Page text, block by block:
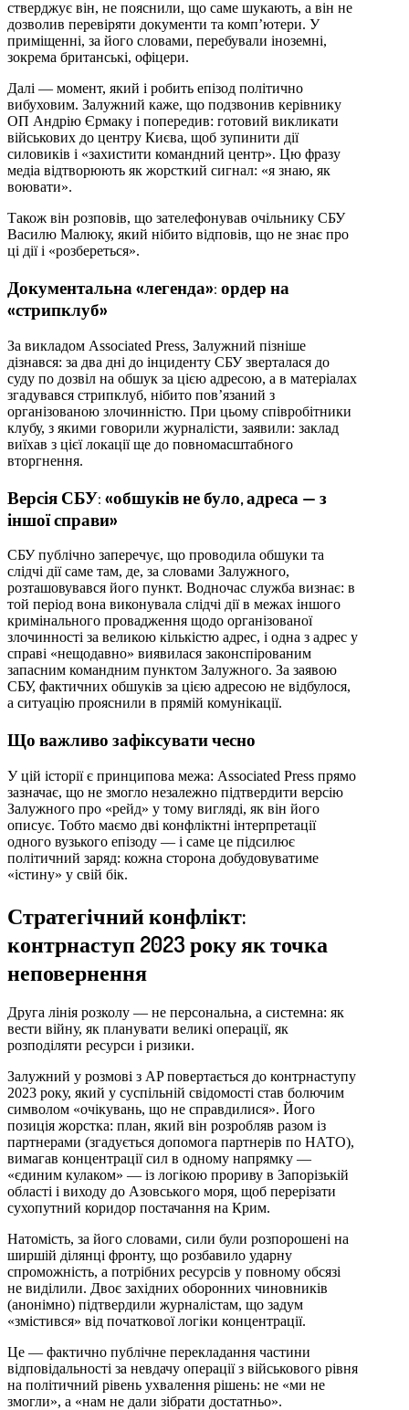
стверджує він, не пояснили, що саме шукають, а він не
дозволив перевіряти документи та комп’ютери. У
приміщенні, за його словами, перебували іноземні,
зокрема британські, офіцери.
Далі — момент, який і робить епізод політично
вибуховим. Залужний каже, що подзвонив керівнику
ОП Андрію Єрмаку і попередив: готовий викликати
військових до центру Києва, щоб зупинити дії
силовиків і «захистити командний центр». Цю фразу
медіа відтворюють як жорсткий сигнал: «я знаю, як
воювати».
Також він розповів, що зателефонував очільнику СБУ
Василю Малюку, який нібито відповів, що не знає про
ці дії і «розбереться».
Документальна «легенда»: ордер на
«стрипклуб»
За викладом Associated Press, Залужний пізніше
дізнався: за два дні до інциденту СБУ зверталася до
суду по дозвіл на обшук за цією адресою, а в матеріалах
згадувався стрипклуб, нібито пов’язаний з
організованою злочинністю. При цьому співробітники
клубу, з якими говорили журналісти, заявили: заклад
виїхав з цієї локації ще до повномасштабного
вторгнення.
Версія СБУ: «обшуків не було, адреса — з
іншої справи»
СБУ публічно заперечує, що проводила обшуки та
слідчі дії саме там, де, за словами Залужного,
розташовувався його пункт. Водночас служба визнає: в
той період вона виконувала слідчі дії в межах іншого
кримінального провадження щодо організованої
злочинності за великою кількістю адрес, і одна з адрес у
справі «нещодавно» виявилася законспірованим
запасним командним пунктом Залужного. За заявою
СБУ, фактичних обшуків за цією адресою не відбулося,
а ситуацію прояснили в прямій комунікації.
Що важливо зафіксувати чесно
У цій історії є принципова межа: Associated Press прямо
зазначає, що не змогло незалежно підтвердити версію
Залужного про «рейд» у тому вигляді, як він його
описує. Тобто маємо дві конфліктні інтерпретації
одного вузького епізоду — і саме це підсилює
політичний заряд: кожна сторона добудовуватиме
«істину» у свій бік.
Стратегічний конфлікт:
контрнаступ 2023 року як точка
неповернення
Друга лінія розколу — не персональна, а системна: як
вести війну, як планувати великі операції, як
розподіляти ресурси і ризики.
Залужний у розмові з AP повертається до контрнаступу
2023 року, який у суспільній свідомості став болючим
символом «очікувань, що не справдилися». Його
позиція жорстка: план, який він розробляв разом із
партнерами (згадується допомога партнерів по НАТО),
вимагав концентрації сил в одному напрямку —
«єдиним кулаком» — із логікою прориву в Запорізькій
області і виходу до Азовського моря, щоб перерізати
сухопутний коридор постачання на Крим.
Натомість, за його словами, сили були розпорошені на
ширшій ділянці фронту, що розбавило ударну
спроможність, а потрібних ресурсів у повному обсязі
не виділили. Двоє західних оборонних чиновників
(анонімно) підтвердили журналістам, що задум
«змістився» від початкової логіки концентрації.
Це — фактично публічне перекладання частини
відповідальності за невдачу операції з військового рівня
на політичний рівень ухвалення рішень: не «ми не
змогли», а «нам не дали зібрати достатньо».